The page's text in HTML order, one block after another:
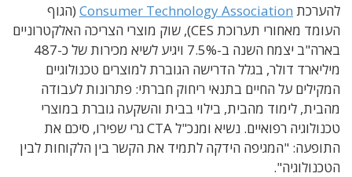
להערכת Consumer Technology Association (הגוף
העומד מאחורי תערוכת CES), שוק מוצרי הצריכה האלקטרוניים
בארה"ב יצמח השנה ב-7.5% ויגיע לשיא מכירות של כ-487
מיליארד דולר, בגלל הדרישה הגוברת למוצרים טכנולוגיים
המקילים על החיים בתנאי ריחוק חברתי: פתרונות לעבודה
מהבית, לימוד מהבית, בילוי בבית והשקעה גוברת במוצרי
טכנולוגיה רפואיים. נשיא ומנכ"ל CTA גרי שפירו, סיכם את
התופעה: "המגיפה הידקה לתמיד את הקשר בין הלקוחות לבין
הטכנולוגיה".